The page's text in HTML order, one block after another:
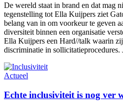
De wereld staat in brand en dat mag
tegenstelling tot Ella Kuijpers ziet
belang van in om voorkeur te geven
diversiteit binnen een organisatie
Ella Kuijpers een Hard//talk waarin
discriminatie in sollicitatieprocedures.
Actueel
Echte inclusiviteit is nog ver